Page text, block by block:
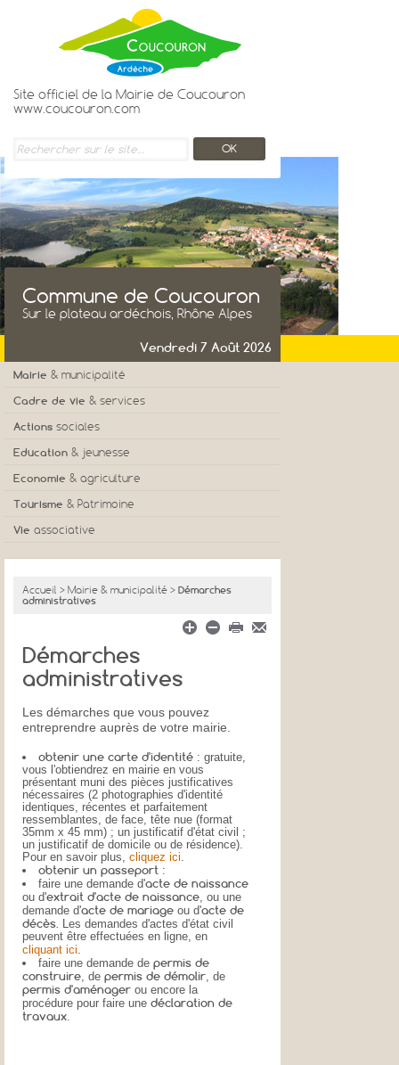
Commune de Coucouron
Sur le plateau ardéchois, Rhône Alpes
Vendredi 7 Août 2026
Mairie & municipalité
Cadre de vie & services
Actions sociales
Education & jeunesse
Economie & agriculture
Tourisme & Patrimoine
Vie associative
Accueil > Mairie & municipalité > Démarches
administratives
Démarches
administratives
Les démarches que vous pouvez
entreprendre auprès de votre mairie.
obtenir une carte d'identité : gratuite,
vous l'obtiendrez en mairie en vous
présentant muni des pièces justificatives
nécessaires (2 photographies d'identité
identiques, récentes et parfaitement
ressemblantes, de face, tête nue (format
35mm x 45 mm) ; un justificatif d'état civil ;
un justificatif de domicile ou de résidence).
Pour en savoir plus, cliquez ici.
obtenir un passeport :
faire une demande d'acte de naissance
ou d'extrait d'acte de naissance, ou une
demande d'acte de mariage ou d'acte de
décès. Les demandes d'actes d'état civil
peuvent être effectuées en ligne, en
cliquant ici.
faire une demande de permis de
construire, de permis de démolir, de
permis d'aménager ou encore la
procédure pour faire une déclaration de
travaux.
Site officiel de la Mairie de Coucouron
www.coucouron.com